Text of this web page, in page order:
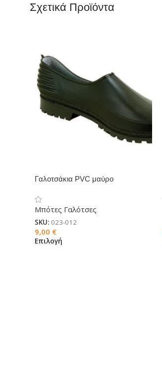
Σχετικά Προϊόντα
Γαλοτσάκια PVC μαύρο
Μπότες Γαλότσες
SKU: 023-012
9,00 €
Επιλογή